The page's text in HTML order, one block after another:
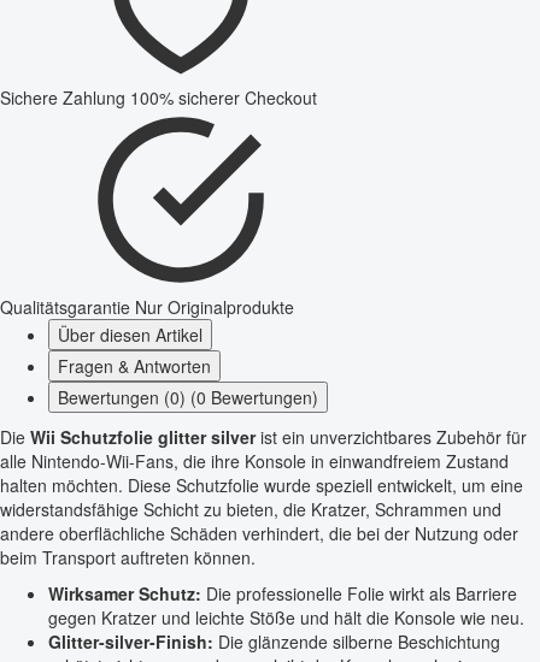
Sichere Zahlung 100% sicherer Checkout
Qualitätsgarantie Nur Originalprodukte
Über diesen Artikel
Fragen & Antworten
Bewertungen (0) (0 Bewertungen)
Die Wii Schutzfolie glitter silverist ein unverzichtbares Zubehör für
alle Nintendo-Wii-Fans, die ihre Konsole in einwandfreiem Zustand
halten möchten. Diese Schutzfolie wurde speziell entwickelt, um eine
widerstandsfähige Schicht zu bieten, die Kratzer, Schrammen und
andere oberflächliche Schäden verhindert, die bei der Nutzung oder
beim Transport auftreten können.
Wirksamer Schutz: Die professionelle Folie wirkt als Barriere
gegen Kratzer und leichte Stöße und hält die Konsole wie neu.
Glitter-silver-Finish: Die glänzende silberne Beschichtung